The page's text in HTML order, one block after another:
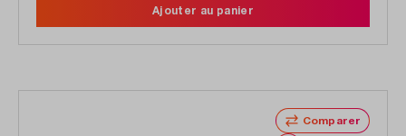
Ajouter au panier
Comparer